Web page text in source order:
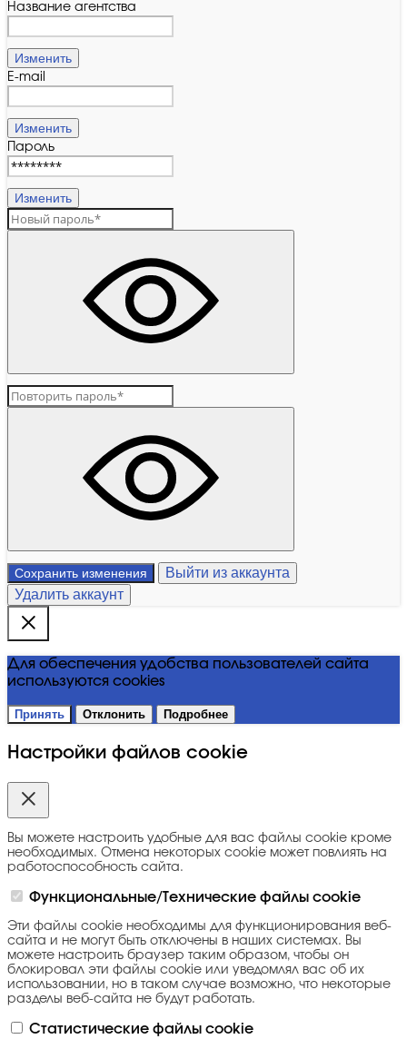
Название агентства
Изменить
E-mail
Изменить
Пароль
Изменить
Сохранить изменения
Выйти из аккаунта
Удалить аккаунт
Для обеспечения удобства пользователей сайта
используются cookies
Принять Отклонить Подробнее
Настройки файлов cookie
Вы можете настроить удобные для вас файлы cookie кроме
необходимых. Отмена некоторых cookie может повлиять на
работоспособность сайта.
Функциональные/Технические файлы cookie
Эти файлы cookie необходимы для функционирования веб-
сайта и не могут быть отключены в наших системах. Вы
можете настроить браузер таким образом, чтобы он
блокировал эти файлы cookie или уведомлял вас об их
использовании, но в таком случае возможно, что некоторые
разделы веб-сайта не будут работать.
Статистические файлы cookie